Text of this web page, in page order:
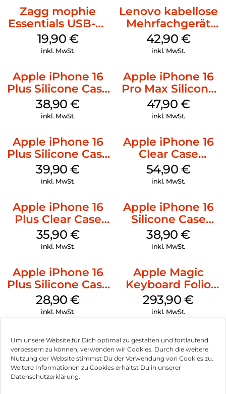
Um unsere Website für Dich optimal zu gestalten und fortlaufend
verbessern zu können, verwenden wir Cookies. Durch die weitere
Nutzung der Website stimmst Du der Verwendung von Cookies zu.
Weitere Informationen zu Cookies erhältst Du in unserer
Datenschutzerklärung.
Zagg mophie
Essentials USB-C-
20W Charger PD
Weiß
19,90 €
inkl. MwSt.
Lenovo kabellose
Mehrfachgerät
Luna Grey
42,90 €
inkl. MwSt.
Apple iPhone 16
Plus Silicone Case
MagSafe Denim
38,90€
inkl. MwSt.
Apple iPhone 16
Pro Max Silicone
Case MagSafe
Black
47,90 €
inkl. MwSt.
Apple iPhone 16
Plus Silicone Case
MagSafe Plum
39,90€
inkl. MwSt.
Apple iPhone 16
Clear Case
MagSafe
Transparent
54,90 €
inkl. MwSt.
Apple iPhone 16
Plus Clear Case
MagSafe
Transparent
35,90 €
inkl. MwSt.
Apple iPhone 16
Silicone Case
MagSafe
Ultramarine
38,90€
inkl. MwSt.
Apple iPhone 16
Plus Silicone Case
MagSafe Black
28,90€
inkl. MwSt.
Apple Magic
Keyboard Folio
iPad 10.9″ (10.Gen.)
Weiß
293,90€
inkl. MwSt.
Impressum